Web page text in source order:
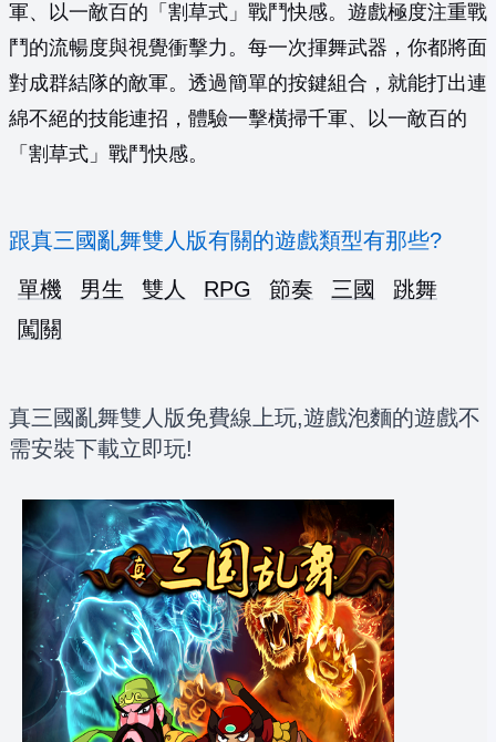
軍、以一敵百的「割草式」戰鬥快感。遊戲極度注重戰
鬥的流暢度與視覺衝擊力。每一次揮舞武器，你都將面
對成群結隊的敵軍。透過簡單的按鍵組合，就能打出連
綿不絕的技能連招，體驗一擊橫掃千軍、以一敵百的
「割草式」戰鬥快感。
跟真三國亂舞雙人版有關的遊戲類型有那些?
單機
男生 雙人 RPG 節奏 三國
跳舞
闖關
真三國亂舞雙人版免費線上玩,遊戲泡麵的遊戲不
需安裝下載立即玩!